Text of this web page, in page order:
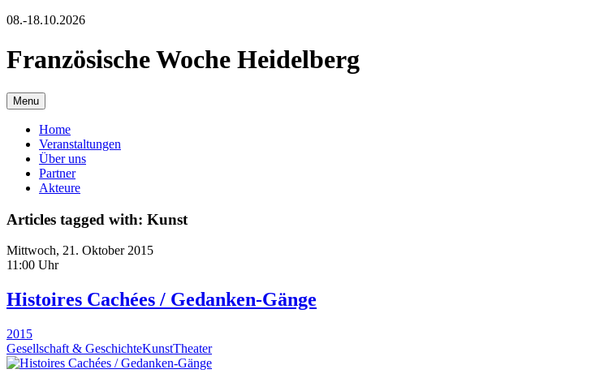
08.-18.10.2026
Französische Woche Heidelberg
Menu
Home
Veranstaltungen
Über uns
Partner
Akteure
Articles tagged with: Kunst
Mittwoch, 21. Oktober 2015
11:00 Uhr
Histoires Cachées / Gedanken-Gänge
2015
Gesellschaft & GeschichteKunstTheater